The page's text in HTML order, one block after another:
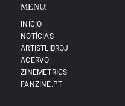
MENU:
INÍCIO
NOTÍCIAS
ARTISTLIBROJ
ACERVO
ZINEMETRICS
FANZINE.PT